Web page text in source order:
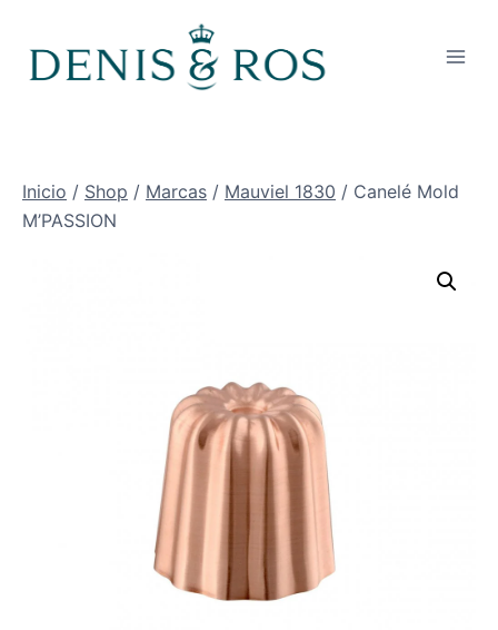
contenido
Inicio / Shop / Marcas / Mauviel 1830 / Canelé Mold
M’PASSION